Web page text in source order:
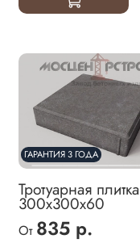
ГАРАНТИЯ 3 ГОДА
Тротуарная плитка
300х300х60
От 835 р.